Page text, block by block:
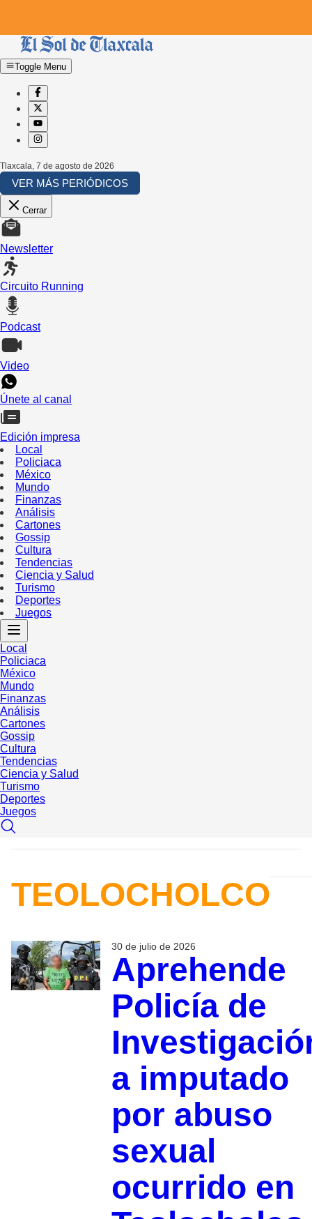
Toggle Menu
Tlaxcala 7 de agosto de 2026
VER MÁS PERIÓDICOS
Cerrar
Newsletter
Circuito Running
Podcast
Video
Únete al canal
Edición impresa
Local
Policiaca
México
Mundo
Finanzas
Análisis
Cartones
Gossip
Cultura
Tendencias
Ciencia y Salud
Turismo
Deportes
Juegos
Local
Policiaca
México
Mundo
Finanzas
Análisis
Cartones
Gossip
Cultura
Tendencias
Ciencia y Salud
Turismo
Deportes
Juegos
TEOLOCHOLCO
30 de julio de 2026
Aprehende
Policía de
a imputado
por abuso
sexual
ocurrido en